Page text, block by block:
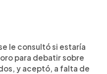
le consultó si estaría
para debatir sobre
y aceptó, a falta de